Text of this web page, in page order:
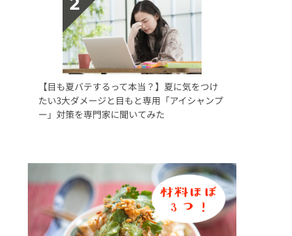
【目も夏バテするって本当？】夏に気をつけ
たい3大ダメージと目もと専用「アイシャンプ
ー」対策を専門家に聞いてみた